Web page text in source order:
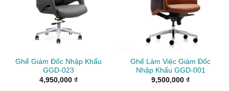
Ghế Giám Đốc Nhập Khẩu
GGD-023
4,950,000 ₫
Ghế Làm Việc Giám Đốc
Nhập Khẩu GGD-001
9,500,000 ₫